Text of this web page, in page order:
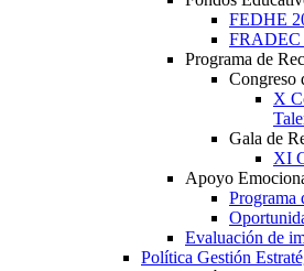
FEDHE
FRADEC
Programa de
Congreso
X
Gala de
XI
Apoyo
Programa
Evaluación de
Política Gestión